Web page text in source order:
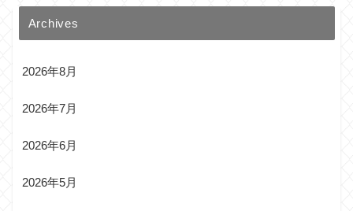
Archives
2026年8月
2026年7月
2026年6月
2026年5月